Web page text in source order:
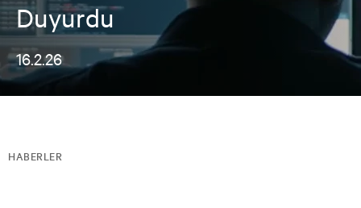
Duyurdu
16.2.26
HABERLER